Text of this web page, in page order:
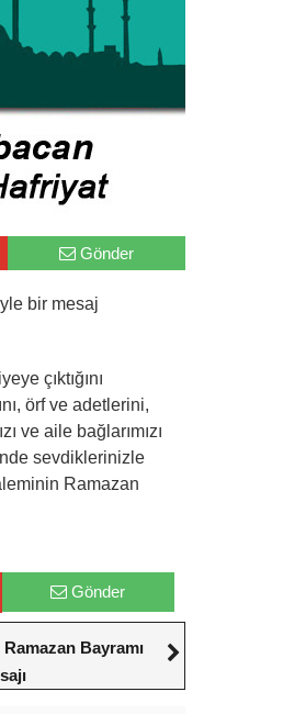
Gönder
bir mesaj
çıktığını
örf ve adetlerini,
ve aile bağlarımızı
sevdiklerinizle
Ramazan
Gönder
Bayramı